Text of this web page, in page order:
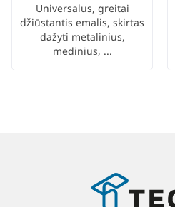
Universalus, greitai
džiūstantis emalis, skirtas
dažyti metalinius,
medinius, ...